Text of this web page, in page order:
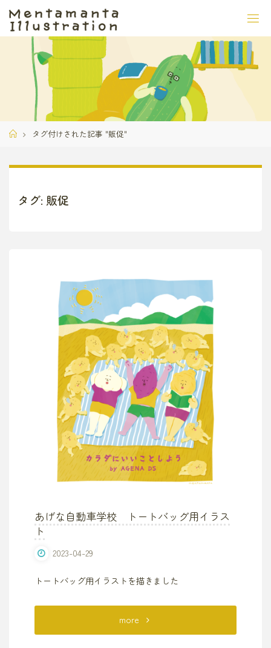
テ
ホ
タグ付けされた記事 "販促"
タグ: 販促
あげな自動車学校 トートバッグ用イラス
ト
2023-04-29
トートバッグ用イラストを描きました
more"あ